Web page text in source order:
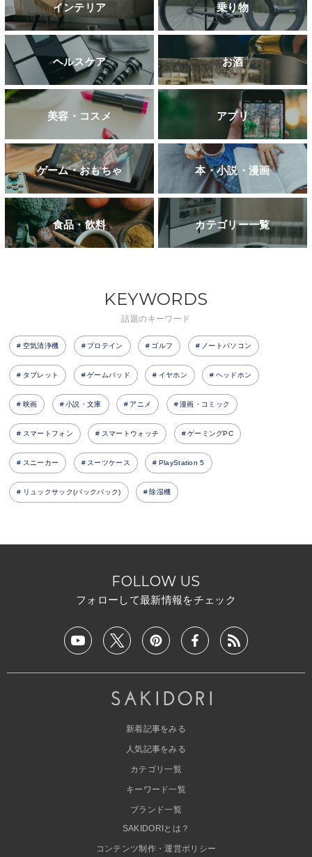
インテリア 乗り物
ヘルスケア お酒
美容・コスメ アプリ
ゲーム・おもちゃ 本・小説・漫画
食品・飲料 カテゴリー一覧
KEYWORDS
話題のキーワード
空気清浄機 プロテイン ゴルフ ノートパソコン
タブレット ゲームパッド イヤホン ヘッドホン
映画 小説・文庫 アニメ 漫画・コミック
スマートフォン スマートウォッチ ゲーミングPC
スニーカー スーツケース PlayStation 5
リュックサック(バックパック) 除湿機
FOLLOW US
フォローして最新情報をチェック
新着記事をみる
人気記事をみる
カテゴリ一覧
キーワード一覧
ブランド一覧
SAKIDORIとは？
コンテンツ制作・運営ポリシー